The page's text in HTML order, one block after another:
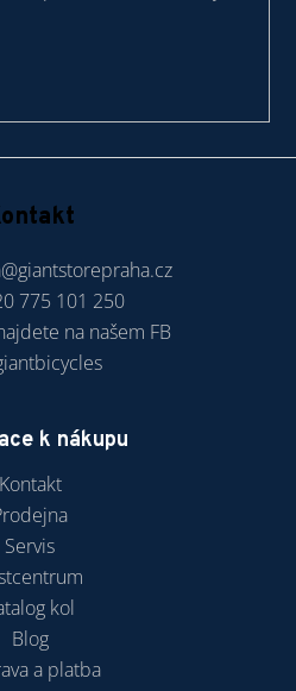
@giantstorepraha.cz
775 101 250
na našem FB
k nákupu
Kontakt
Servis
kol
Blog
a platba